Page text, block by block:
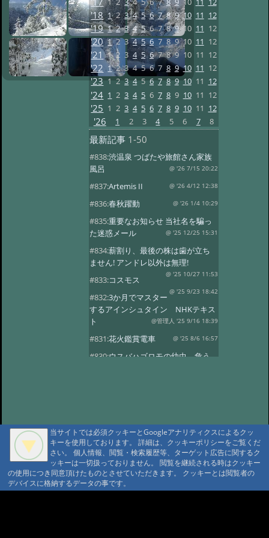
'18 1 2 3 4 5 6 7 8 9 10 11 12
'19 1 2 3 4 5 6 7 8 9 10 11 12
'20 1 2 3 4 5 6 7 8 9 10 11 12
'21 1 2 3 4 5 6 7 8 9 10 11 12
'22 1 2 3 4 5 6 7 8 9 10 11 12
'23 1 2 3 4 5 6 7 8 9 10 11 12
'24 1 2 3 4 5 6 7 8 9 10 11 12
'25 1 2 3 4 5 6 7 8 9 10 11 12
'26 1 2 3 4 5 6 7 8
最新記事 1-50
#838:渋温泉 つばたや旅館さん家族
風呂
@ '26 7/15 20:22
#837:Artemis II @ '26 4/12 12:38
#836:春秋躍動 @ '26 1/4 10:29
#835:重要なお知らせ 当社名を騙っ
た迷惑メール
@ '25 12/25 15:31
#834:薪割り、最後の株は歯が立ち
ません! アンドレ以外は無理!
@ '25 10/27 11:53
#833:コスモス
@ '25 9/23 18:42
#832:3か月でマスター
するアインシュタイン NHKテキス
ト
@管理人 '25 9/16 18:39
#831:花火鑑賞電車 @ '25 8/6 16:57
#830:ウスバハゴロモの幼虫、危う
#827:渋谷富ヶ谷でネマガリダケ
@ '25 6/22 14:18
#826: 使用電力量最少
記録達成!
@ '25 6/20 20:13
#825:停電 地域1580戸 @ '25 5/7 13:28
当サイトでは必須クッキーとGoogleアナリティクスによるクッ
キーを使用しております。 詳細は、クッキーポリシーをご覧くだ
さい。 個人情報、閲覧・検索履歴等、ターゲット広告に関するク
ッキーは一切扱っておりません。 閲覧を継続される時はクッキー
の使用につき同意頂けたものとさせていただきます。 クッキーとは閲覧者の
デバイスに格納するデータの事です。